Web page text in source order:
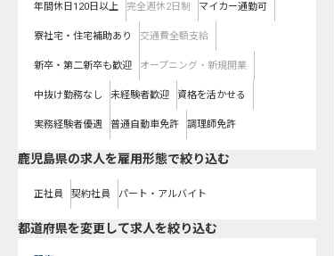
年間休日120日以上 完全週休2日制 マイカー通勤可
寮社宅・住宅補助あり 交通費全額支給
新卒・第二新卒も歓迎 オープニング・新規開業
中抜け勤務なし 未経験者歓迎 資格を活かせる
実務経験者優遇 普通自動車免許 調理師免許
鹿児島県の求人を雇用形態で絞り込む
正社員 契約社員 パート・アルバイト
都道府県を変更して求人を絞り込む